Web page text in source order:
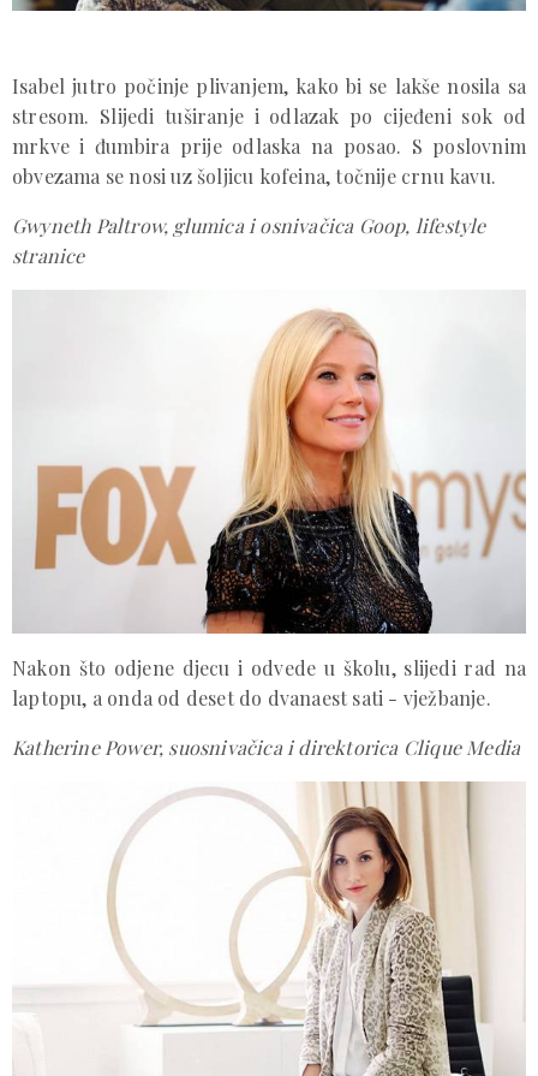
Isabel jutro počinje plivanjem, kako bi se lakše nosila sa
stresom. Slijedi tuširanje i odlazak po cijeđeni sok od
mrkve i đumbira prije odlaska na posao. S poslovnim
obvezama se nosi uz šoljicu kofeina, točnije crnu kavu.
Gwyneth Paltrow, glumica i osnivačica Goop, lifestyle
stranice
Nakon što odjene djecu i odvede u školu, slijedi rad na
laptopu, a onda od deset do dvanaest sati - vježbanje.
Katherine Power, suosnivačica i direktorica Clique Media